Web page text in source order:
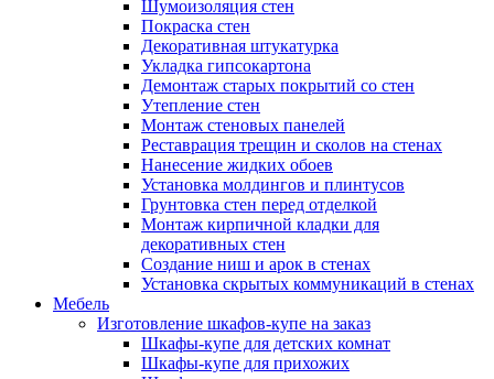
Шумоизоляция стен
Покраска стен
Декоративная штукатурка
Укладка гипсокартона
Демонтаж старых покрытий со стен
Утепление стен
Монтаж стеновых панелей
Реставрация трещин и сколов на стенах
Нанесение жидких обоев
Установка молдингов и плинтусов
Грунтовка стен перед отделкой
Монтаж кирпичной кладки для
декоративных стен
Создание ниш и арок в стенах
Установка скрытых коммуникаций в стенах
Мебель
Изготовление шкафов-купе на заказ
Шкафы-купе для детских комнат
Шкафы-купе для прихожих